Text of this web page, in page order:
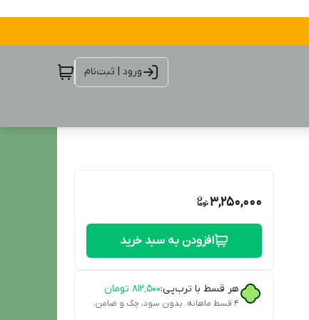
ورود | ثبت‌نام
3,250,000
افزودن به سبد خرید
هر قسط با ترب‌پی:۸۱۲٬۵۰۰ تومان
۴ قسط ماهانه. بدون سود، چک و ضامن.